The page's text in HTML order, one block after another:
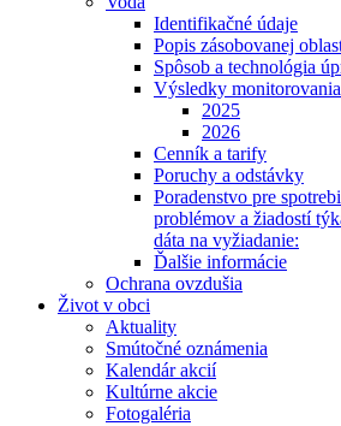
Identifikačné údaje
Popis zásobovanej
Spôsob a technológia
Výsledky
2025
2026
Cenník a tarify
Poruchy a odstávky
Poradenstvo pre
problémov a žiadostí
dáta na vyžiadanie:
Ďalšie informácie
Ochrana ovzdušia
Život v obci
Aktuality
Smútočné oznámenia
Kalendár akcií
Kultúrne akcie
Fotogaléria